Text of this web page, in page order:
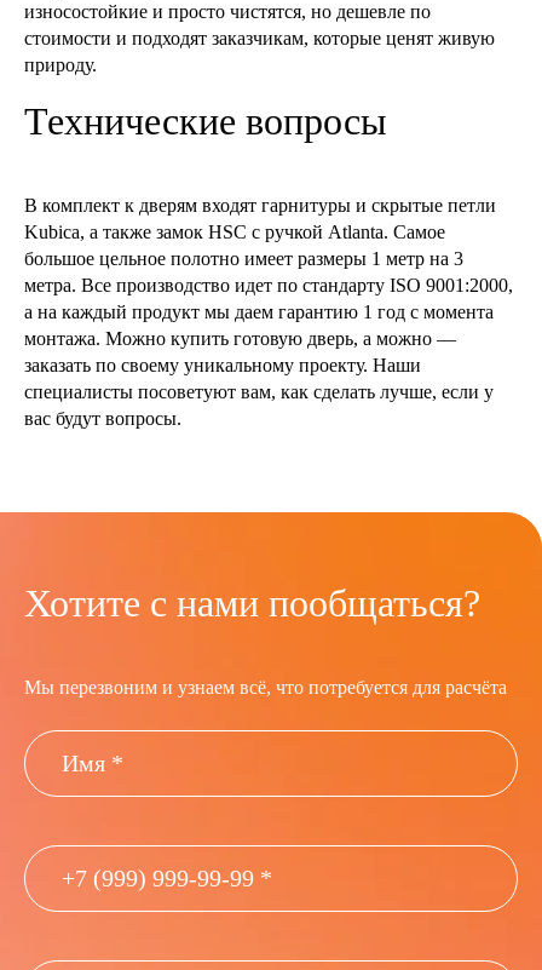
износостойкие и просто чистятся, но дешевле по
стоимости и подходят заказчикам, которые ценят живую
природу.
Технические вопросы
В комплект к дверям входят гарнитуры и скрытые петли
Kubica, а также замок HSC c ручкой Atlanta. Самое
большое цельное полотно имеет размеры 1 метр на 3
метра. Все производство идет по стандарту ISO 9001:2000,
а на каждый продукт мы даем гарантию 1 год с момента
монтажа. Можно купить готовую дверь, а можно —
заказать по своему уникальному проекту. Наши
специалисты посоветуют вам, как сделать лучше, если у
вас будут вопросы.
Хотите с нами пообщаться?
Мы перезвоним и узнаем всё, что потребуется для расчёта